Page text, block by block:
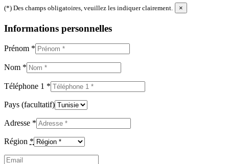
(*) Des champs obligatoires, veuillez les indiquer clairement. ×
Informations personnelles
Prénom *
Nom *
Téléphone 1 *
Pays (facultatif)
Adresse *
Région *
Email